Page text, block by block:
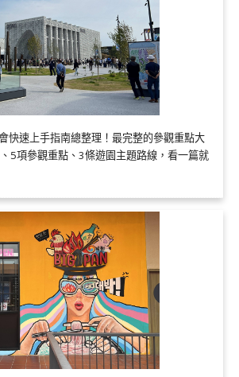
快速上手指南總整理！最完整的參觀重點大
5項參觀重點、3條遊園主題路線，看一篇就